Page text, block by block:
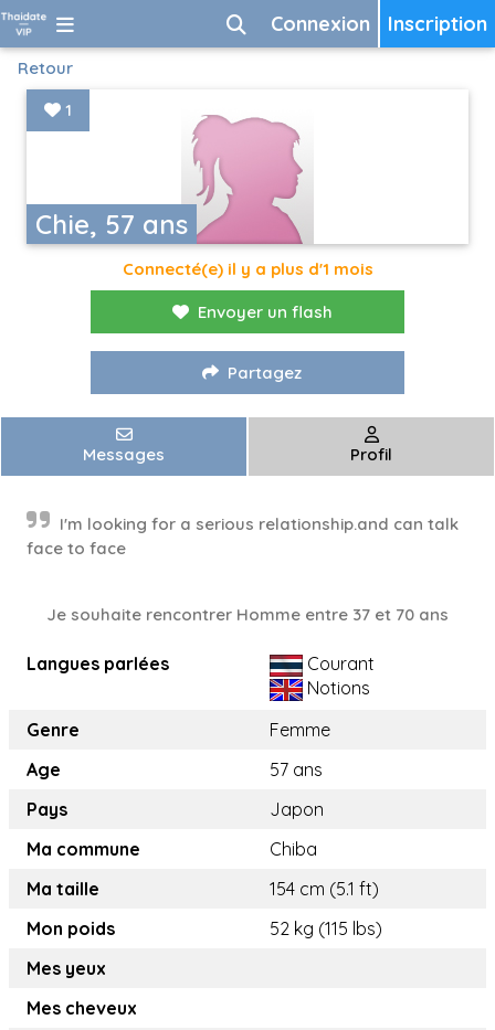
Inscription
Connexion
Retour
Chie, 57 ans
1
Connecté(e) il y a plus d'1 mois
Envoyer un flash
Partagez
Messages Profil
I'm looking for a serious relationship.and can talk
face to face
Je souhaite rencontrer Homme entre 37 et 70 ans
Langues parlées
Courant
Notions
Genre
Femme
Age
57 ans
Pays
Japon
Ma commune
Chiba
Ma taille
154 cm (5.1 ft)
Mon poids
52 kg (115 lbs)
Mes yeux
Mes cheveux